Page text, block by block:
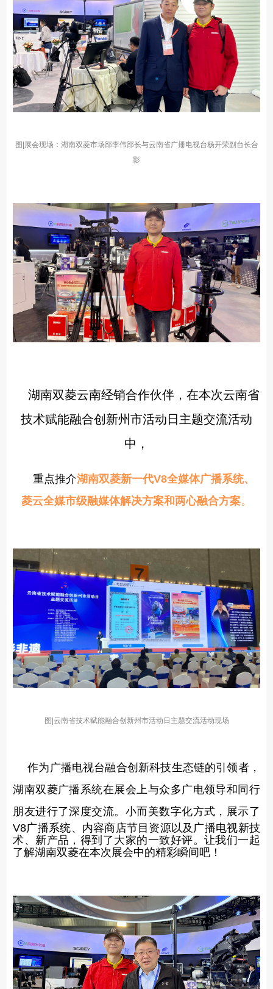
图|展会现场：湖南双菱市场部李伟部长与云南省广播电视台杨开荣副台长合
影
湖南双菱云南经销合作伙伴，在本次云南省
技术赋能融合创新州市活动日主题交流活动
中，
重点推介湖南双菱新一代V8全媒体广播系统、
菱云全媒市级融媒体解决方案和两心融合方案。
图| 云南省技术赋能融合创新州市活动日主题交流活动现场
作为广播电视台融合创新科技生态链的引领者，
湖南双菱广播系统在展会上与众多广电领导和同行
朋友进行了深度交流。 小而美数字化方式，展示了
V8广播系统、内容商店节目资源以及广播电视新技
术、新产品，得到了大家的一致好评。让我们一起
了解湖南双菱在本次展会中的精彩瞬间吧！